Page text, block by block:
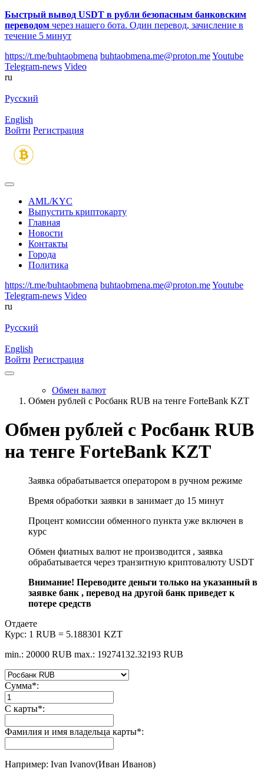
Быстрый вывод USDT в рубли безопасным банковским
переводом через нашего бота. Один перевод, зачисление в
течение 5 минут
https://t.me/buhtaobmena buhtaobmena.me@proton.meYoutube
Telegram-news Video
ru
Русский
English
Войти Регистрация
AML/KYC
Выпустить криптокарту
Главная
Новости
Контакты
Города
Политика
https://t.me/buhtaobmena buhtaobmena.me@proton.meYoutube
Telegram-news Video
ru
Русский
English
Войти Регистрация
Обмен валют
Обмен рублей с Росбанк RUB на тенге ForteBank KZT
Обмен рублей с Росбанк RUB
на тенге ForteBank KZT
Заявка обрабатывается оператором в ручном режиме
Время обработки заявки в занимает до 15 минут
Процент комиссии обменного пункта уже включен в
курс
Обмен фиатных валют не производится , заявка
обрабатывается через транзитную криптовалюту USDT
Внимание! Переводите деньги только на указанный в
заявке банк , перевод на другой банк приведет к
потере средств
Отдаете
Курс: 1 RUB = 5.188301 KZT
min.: 20000 RUB max.: 19274132.32193 RUB
Сумма*:
С карты*:
Фамилия и имя владельца карты*:
Например: Ivan Ivanov(Иван Иванов)